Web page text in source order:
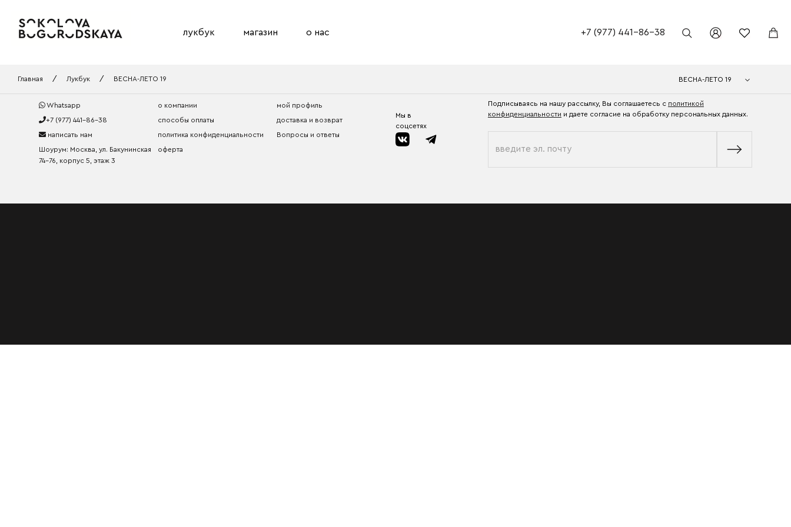
Главная / Лукбук / ВЕСНА-ЛЕТО 19 ВЕСНА-ЛЕТО 19
лукбук магазин о нас +7 (977) 441-86-38
Whatsapp
+7 (977) 441-86-38
написать нам
Шоурум: Москва, ул. Бакунинская
74-76, корпус 5, этаж 3
о компании
способы оплаты
политика конфиденциальности
оферта
мой профиль
доставка и возврат
Вопросы и ответы
Мы в
соцсетях
Подписываясь на нашу рассылку, Вы соглашаетесь с политикой
конфиденциальности и даете согласие на обработку персональных данных.